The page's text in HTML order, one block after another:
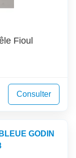
Fioul
Consulter
GODIN